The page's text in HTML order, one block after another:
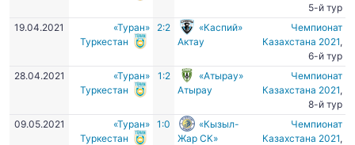
5-й тур
19.04.2021
«Туран»
Туркестан
2:2
«Каспий»
Актау
Чемпионат
Казахстана 2021,
6-й тур
28.04.2021
«Туран»
Туркестан
1:2
«Атырау»
Атырау
Чемпионат
Казахстана 2021,
8-й тур
09.05.2021
«Туран»
Туркестан
1:0
«Кызыл-
Жар СК»
Чемпионат
Казахстана 2021,